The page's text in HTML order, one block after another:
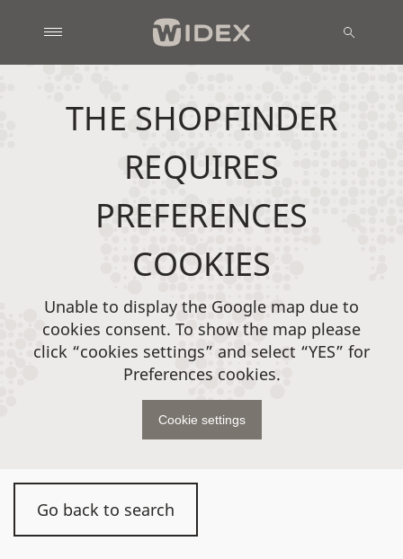
Go back to search
THE SHOPFINDER
REQUIRES
PREFERENCES
COOKIES
Unable to display the Google map due to
cookies consent. To show the map please
click “cookies settings” and select “YES” for
Preferences cookies.
Cookie settings